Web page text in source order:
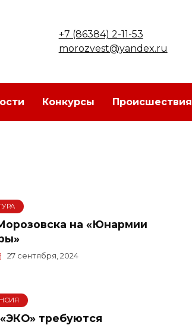
+7 (86384) 2-11-53
morozvest@yandex.ru
Конкурсы Происшествия
на «Юнармии
27 сентября, 2024
требуются